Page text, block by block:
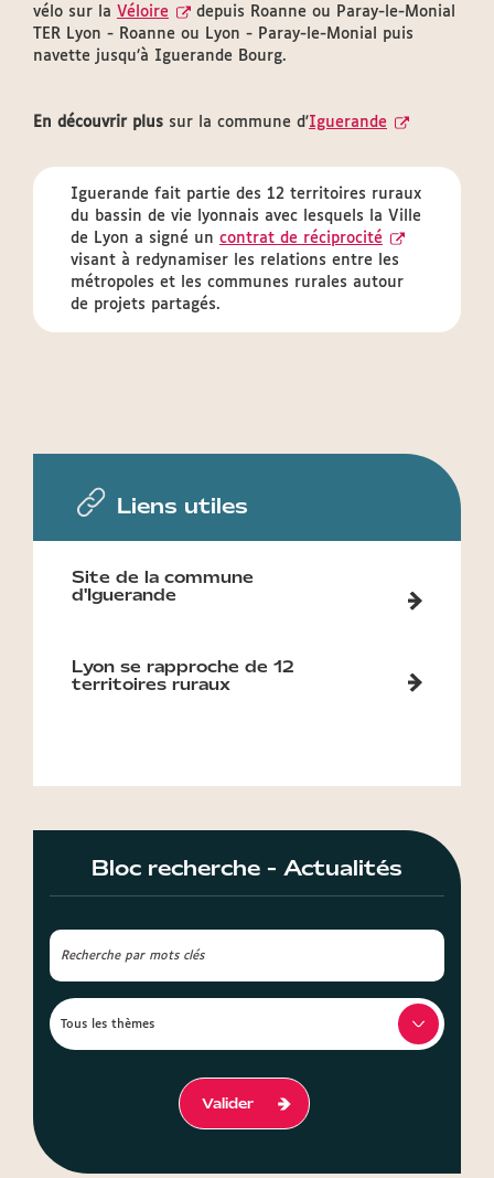
vélo sur la Véloire
depuis Roanne ou Paray-le-Monial
TER Lyon - Roanne ou Lyon - Paray-le-Monial puis
navette jusqu’à Iguerande Bourg.
En découvrir plus sur la commune d'Iguerande
Iguerande fait partie des 12 territoires ruraux
du bassin de vie lyonnais avec lesquels la Ville
de Lyon a signé un contrat de réciprocité
visant à redynamiser les relations entre les
métropoles et les communes rurales autour
de projets partagés.
Liens utiles
Site de la commune
d'Iguerande
Lyon se rapproche de 12
territoires ruraux
Bloc recherche - Actualités
Valider